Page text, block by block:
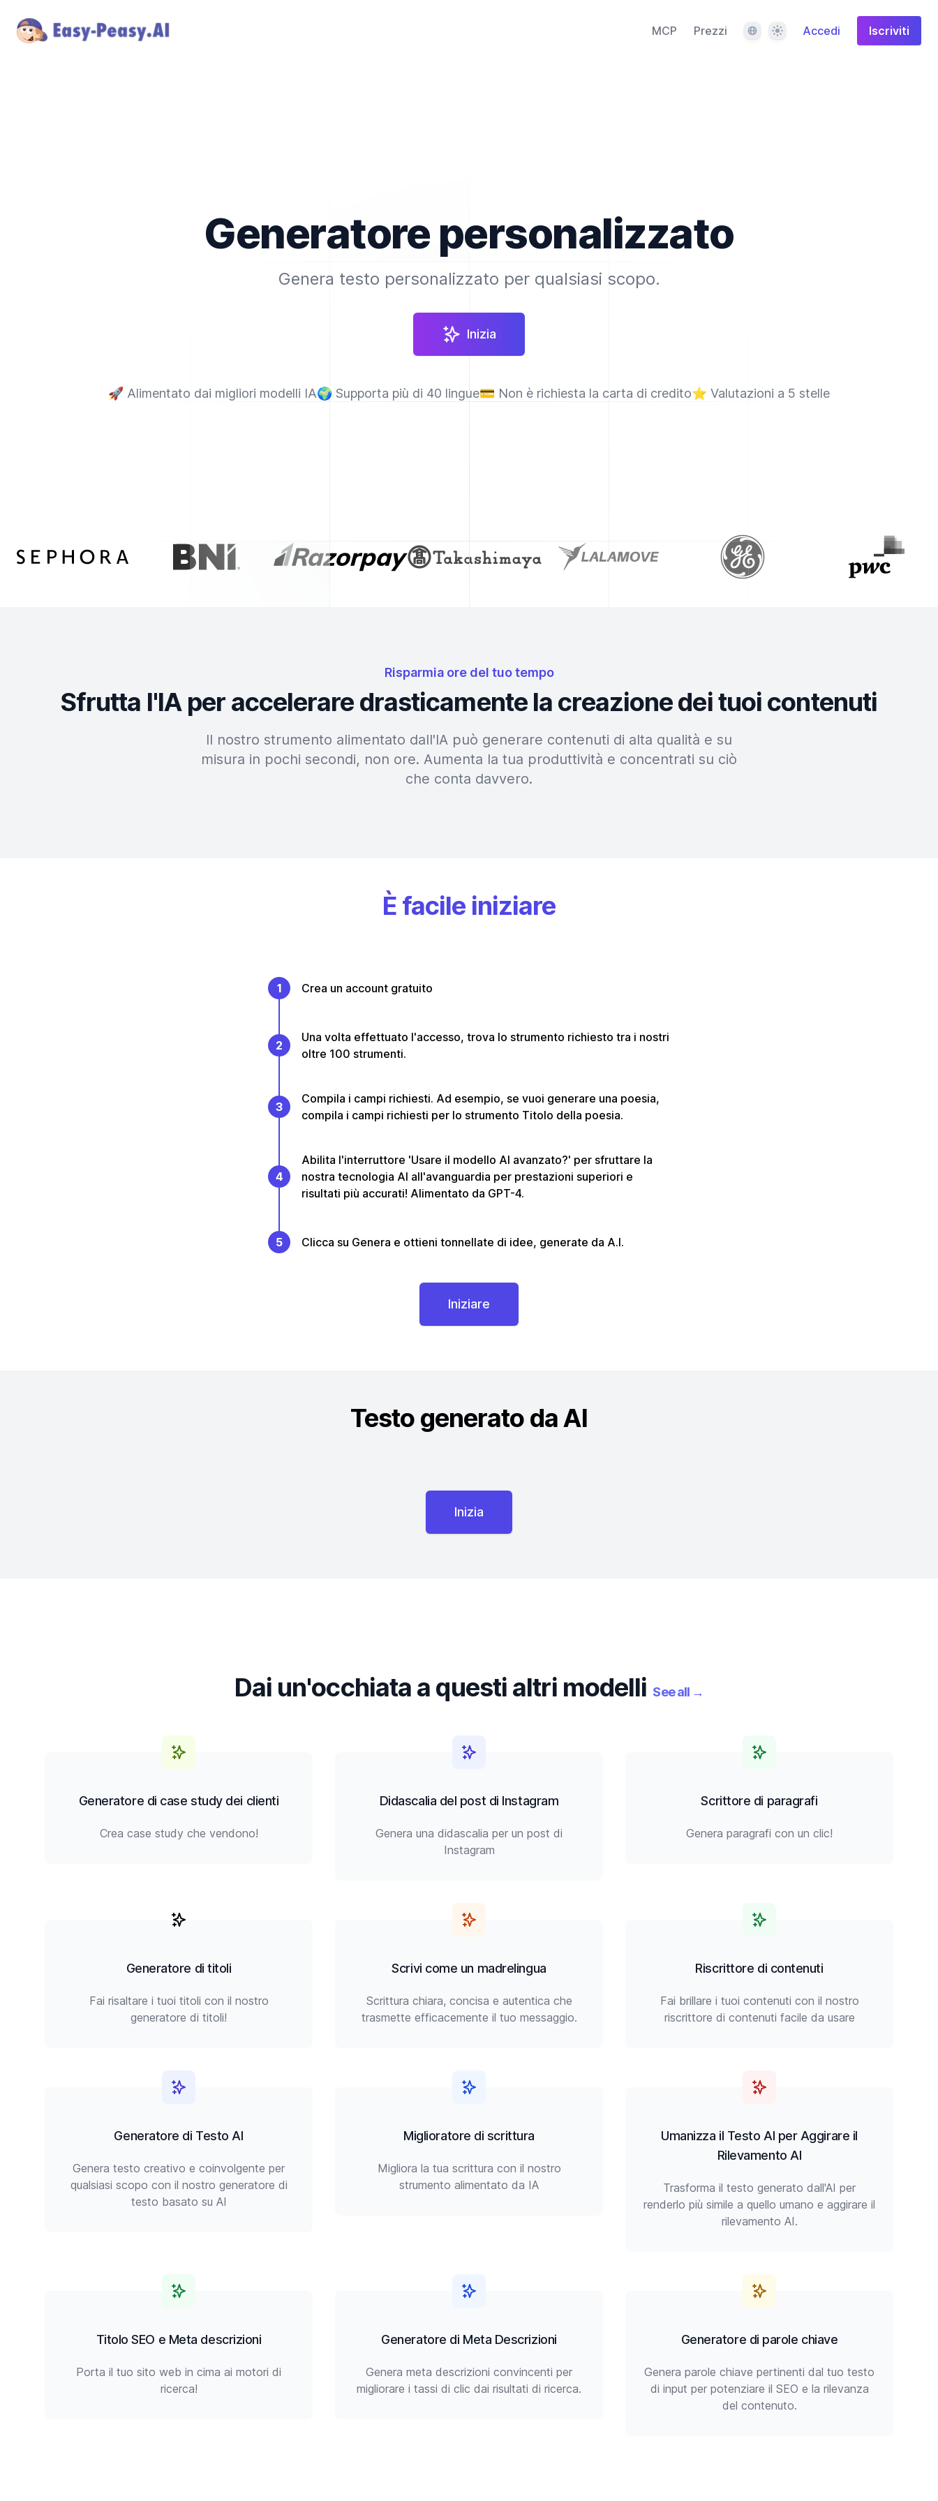
MCP Prezzi LinguaTema Accedi Iscriviti
Generatore personalizzato
Genera testo personalizzato per qualsiasi scopo.
Inizia
🚀 Alimentato dai migliori modelli IA🌍 Supporta più di 40 lingue💳 Non è richiesta la carta di credito⭐ Valutazioni a 5 stelle
Risparmia ore del tuo tempo
Sfrutta l'IA per accelerare drasticamente la creazione dei tuoi contenuti
Il nostro strumento alimentato dall'IA può generare contenuti di alta qualità e su
misura in pochi secondi, non ore. Aumenta la tua produttività e concentrati su ciò
che conta davvero.
È facile iniziare
1 Crea un account gratuito
2
Una volta effettuato l'accesso, trova lo strumento richiesto tra i nostri
oltre 100 strumenti.
3
Compila i campi richiesti. Ad esempio, se vuoi generare una poesia,
compila i campi richiesti per lo strumento Titolo della poesia.
4
Abilita l'interruttore 'Usare il modello AI avanzato?' per sfruttare la
nostra tecnologia AI all'avanguardia per prestazioni superiori e
risultati più accurati! Alimentato da GPT-4.
5 Clicca su Genera e ottieni tonnellate di idee, generate da A.I.
Iniziare
Testo generato da AI
Inizia
Dai un'occhiata a questi altri modelli See all →
Generatore di case study dei clienti
Crea case study che vendono!
Didascalia del post di Instagram
Genera una didascalia per un post di
Instagram
Scrittore di paragrafi
Genera paragrafi con un clic!
Generatore di titoli
Fai risaltare i tuoi titoli con il nostro
generatore di titoli!
Scrivi come un madrelingua
Scrittura chiara, concisa e autentica che
trasmette efficacemente il tuo messaggio.
Riscrittore di contenuti
Fai brillare i tuoi contenuti con il nostro
riscrittore di contenuti facile da usare
Generatore di Testo AI
Genera testo creativo e coinvolgente per
qualsiasi scopo con il nostro generatore di
testo basato su AI
Miglioratore di scrittura
Migliora la tua scrittura con il nostro
strumento alimentato da IA
Umanizza il Testo AI per Aggirare il
Rilevamento AI
Trasforma il testo generato dall'AI per
renderlo più simile a quello umano e aggirare il
rilevamento AI.
Titolo SEO e Meta descrizioni
Porta il tuo sito web in cima ai motori di
ricerca!
Generatore di Meta Descrizioni
Genera meta descrizioni convincenti per
migliorare i tassi di clic dai risultati di ricerca.
Generatore di parole chiave
Genera parole chiave pertinenti dal tuo testo
di input per potenziare il SEO e la rilevanza
del contenuto.